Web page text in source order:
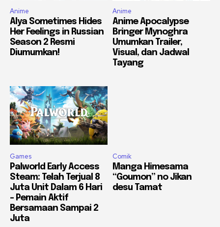
Anime
Alya Sometimes Hides
Her Feelings in Russian
Season 2 Resmi
Diumumkan!
Anime
Anime Apocalypse
Bringer Mynoghra
Umumkan Trailer,
Visual, dan Jadwal
Tayang
Games
Palworld Early Access
Steam: Telah Terjual 8
Juta Unit Dalam 6 Hari
– Pemain Aktif
Bersamaan Sampai 2
Juta
Comik
Manga Himesama
“Goumon” no Jikan
desu Tamat